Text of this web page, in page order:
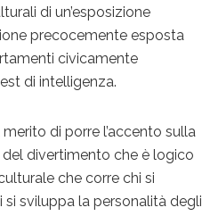
di un’esposizione
precocemente esposta
civicamente
di intelligenza.
di porre l’accento sulla
divertimento che è logico
che corre chi si
sviluppa la personalità degli